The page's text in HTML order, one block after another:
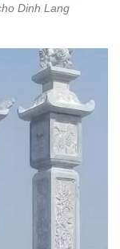
Dinh Lang